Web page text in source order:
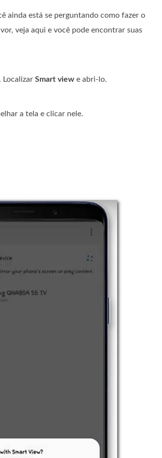
ainda está se perguntando como fazer o
veja aqui e você pode encontrar suas
Localizar Smart view e abri-lo.
a tela e clicar nele.